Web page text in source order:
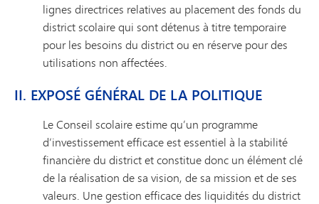
lignes directrices relatives au placement des fonds du
district scolaire qui sont détenus à titre temporaire
pour les besoins du district ou en réserve pour des
utilisations non affectées.
II. EXPOSÉ GÉNÉRAL DE LA POLITIQUE
Le Conseil scolaire estime qu’un programme
d’investissement efficace est essentiel à la stabilité
financière du district et constitue donc un élément clé
de la réalisation de sa vision, de sa mission et de ses
valeurs. Une gestion efficace des liquidités du district